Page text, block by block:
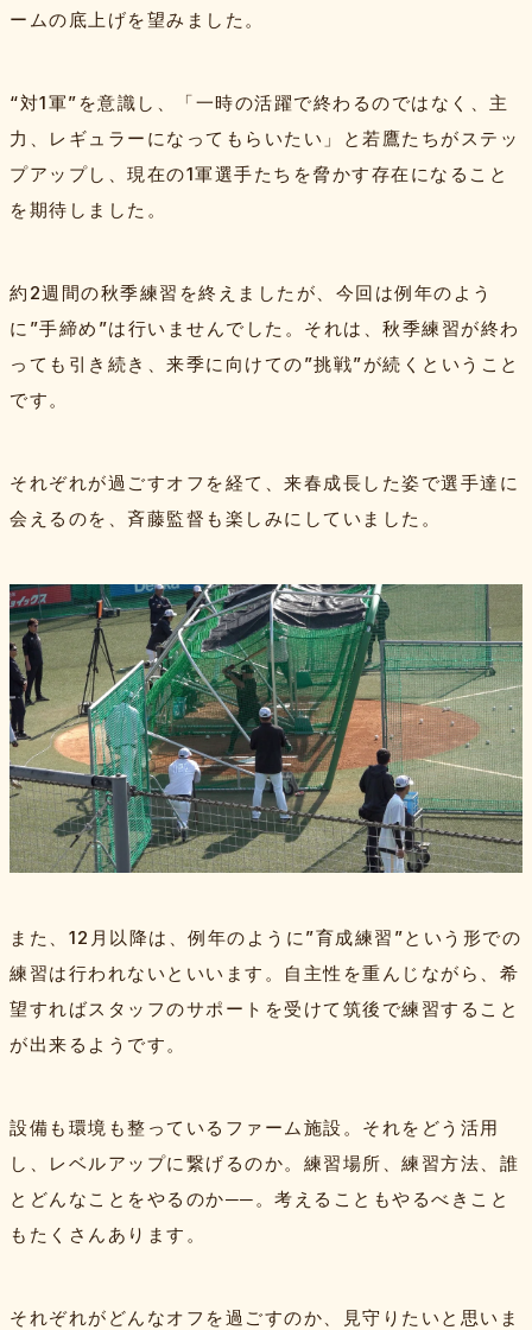
ームの底上げを望みました。
“対1軍”を意識し、「一時の活躍で終わるのではなく、主
力、レギュラーになってもらいたい」と若鷹たちがステッ
プアップし、現在の1軍選手たちを脅かす存在になること
を期待しました。
約2週間の秋季練習を終えましたが、今回は例年のよう
に”手締め”は行いませんでした。それは、秋季練習が終わ
っても引き続き、来季に向けての”挑戦”が続くということ
です。
それぞれが過ごすオフを経て、来春成長した姿で選手達に
会えるのを、斉藤監督も楽しみにしていました。
また、12月以降は、例年のように”育成練習”という形での
練習は行われないといいます。自主性を重んじながら、希
望すればスタッフのサポートを受けて筑後で練習すること
が出来るようです。
設備も環境も整っているファーム施設。それをどう活用
し、レベルアップに繋げるのか。練習場所、練習方法、誰
とどんなことをやるのか──。考えることもやるべきこと
もたくさんあります。
それぞれがどんなオフを過ごすのか、見守りたいと思いま